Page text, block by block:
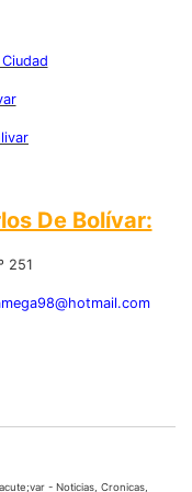
De Bolívar:
251
- Noticias, Cronicas,